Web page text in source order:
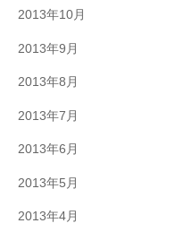
2013年10月
2013年9月
2013年8月
2013年7月
2013年6月
2013年5月
2013年4月